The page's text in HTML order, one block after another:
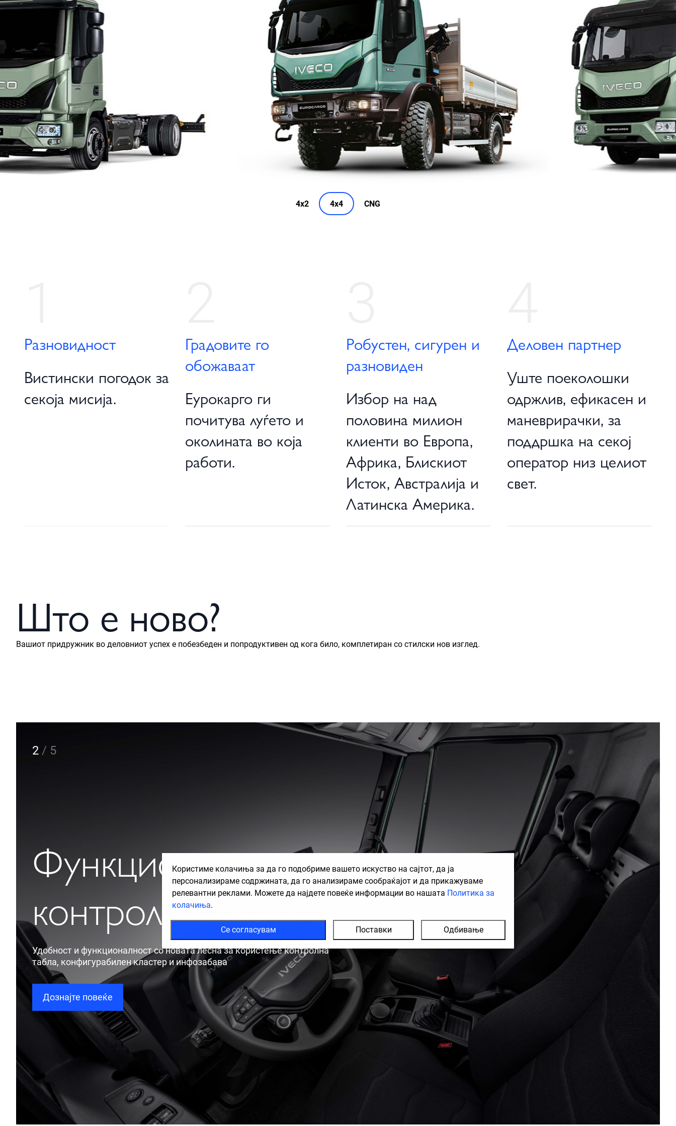
4x2 4x4 CNG
Разновидност
Вистински погодок за
секоја мисија.
Градовите го
обожаваат
Еурокарго ги
почитува луѓето и
околината во која
работи.
Робустен, сигурен и
разновиден
Избор на над
половина милион
клиенти во Европа,
Африка, Блискиот
Исток, Австралија и
Латинска Америка.
Деловен партнер
Уште поеколошки
одржлив, ефикасен и
маневрирачки, за
поддршка на секој
оператор низ целиот
свет.
Што е ново?
Вашиот придружник во деловниот успех е побезбеден и попродуктивен од кога било, комплетиран со стилски нов изглед.
Функционална
контролна табла
Удобност и функционалност со новата лесна за користење контролна
табла, конфигурабилен кластер и инфозабава
Дознајте повеќе
2 / 5
Користиме колачиња за да го подобриме вашето искуство на сајтот, да ја
персонализираме содржината, да го анализираме сообраќајот и да прикажуваме
релевантни реклами. Можете да најдете повеќе информации во нашата Политика за
колачиња.
Се согласувам Поставки Одбивање